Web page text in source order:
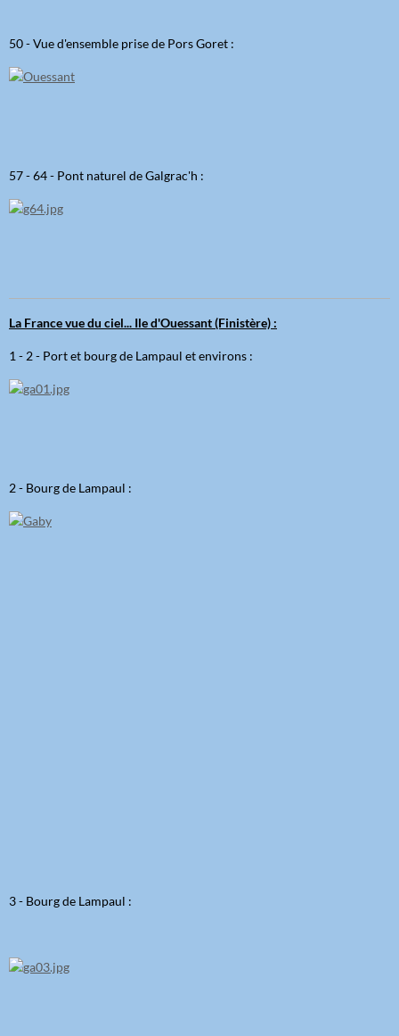
50 - Vue d'ensemble prise de Pors Goret :
57 - 64 - Pont naturel de Galgrac'h :
La France vue du ciel... Ile d'Ouessant (Finistère) :
1 - 2 - Port et bourg de Lampaul et environs :
2 - Bourg de Lampaul :
3 - Bourg de Lampaul :